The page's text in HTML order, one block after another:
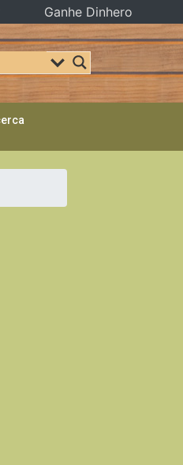
Ganhe Dinhero